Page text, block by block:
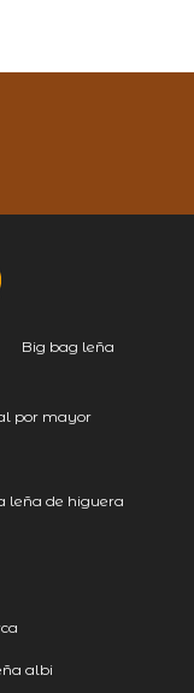
Big bag leña
por mayor
leña de higuera
albi